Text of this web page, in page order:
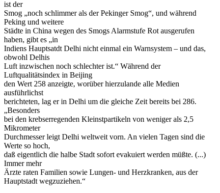
ist der
Smog „noch schlimmer als der Pekinger Smog“, und während
Peking und weitere
Städte in China wegen des Smogs Alarmstufe Rot ausgerufen
haben, gibt es „in
Indiens Hauptsatdt Delhi nicht einmal ein Warnsystem – und das,
obwohl Delhis
Luft inzwischen noch schlechter ist.“ Während der
Luftqualitätsindex in Beijing
den Wert 258 anzeigte, worüber hierzulande alle Medien
ausführlichst
berichteten, lag er in Delhi um die gleiche Zeit bereits bei 286.
„Besonders
bei den krebserregenden Kleinstpartikeln von weniger als 2,5
Mikrometer
Durchmesser leigt Delhi weltweit vorn. An vielen Tagen sind die
Werte so hoch,
daß eigentlich die halbe Stadt sofort evakuiert werden müßte. (...)
Immer mehr
Ärzte raten Familien sowie Lungen- und Herzkranken, aus der
Hauptstadt wegzuziehen.“